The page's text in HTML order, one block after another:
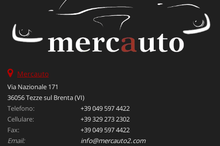
Mercauto
Via Nazionale 171
36056 Tezze sul Brenta (VI)
Telefono:
+39 049 597 4422
Cellulare:
+39 329 273 2302
Fax:
+39 049 597 4422
Email:
info@mercauto2.com